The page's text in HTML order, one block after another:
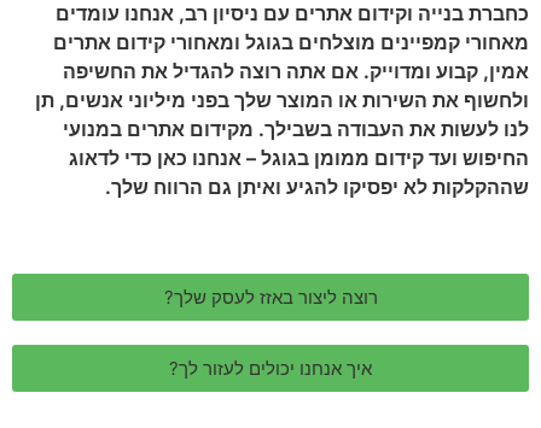
כחברת בנייה וקידום אתרים עם ניסיון רב, אנחנו עומדים
מאחורי קמפיינים מוצלחים בגוגל ומאחורי קידום אתרים
אמין, קבוע ומדוייק. אם אתה רוצה להגדיל את החשיפה
ולחשוף את השירות או המוצר שלך בפני מיליוני אנשים, תן
לנו לעשות את העבודה בשבילך. מקידום אתרים במנועי
החיפוש ועד קידום ממומן בגוגל – אנחנו כאן כדי לדאוג
שההקלקות לא יפסיקו להגיע ואיתן גם הרווח שלך.
רוצה ליצור באזז לעסק שלך?
איך אנחנו יכולים לעזור לך?